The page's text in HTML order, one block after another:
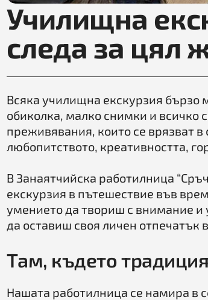
Училищна
следа за цял
Всяка училищна екскурзия бързо
обиколка, малко снимки и всичко
преживявания, които се врязват
любопитството, креативността,
В Занаятчийска работилница
екскурзия в пътешествие във
умението да твориш с внимание и
да оставиш своя личен отпечатък
Там, където
Нашата работилница се намира в